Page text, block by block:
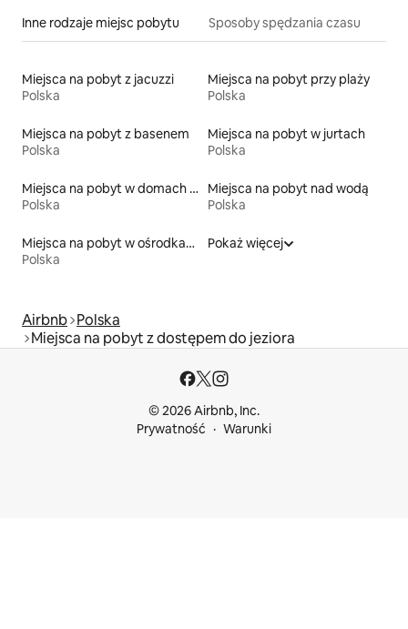
Inne rodzaje miejsc pobytu Sposoby spędzania czasu
Miejsca na pobyt z jacuzzi
Polska
Miejsca na pobyt przy plaży
Polska
Miejsca na pobyt z basenem
Polska
Miejsca na pobyt w jurtach
Polska
Miejsca na pobyt w domach przy plaży
Polska
Miejsca na pobyt nad wodą
Polska
Miejsca na pobyt w ośrodkach wypoczynkowych
Polska
Pokaż więcej
Airbnb Polska
Miejsca na pobyt z dostępem do jeziora
© 2026 Airbnb, Inc.
Prywatność
Warunki